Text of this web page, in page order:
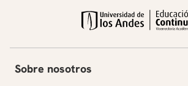
Sobre nosotros